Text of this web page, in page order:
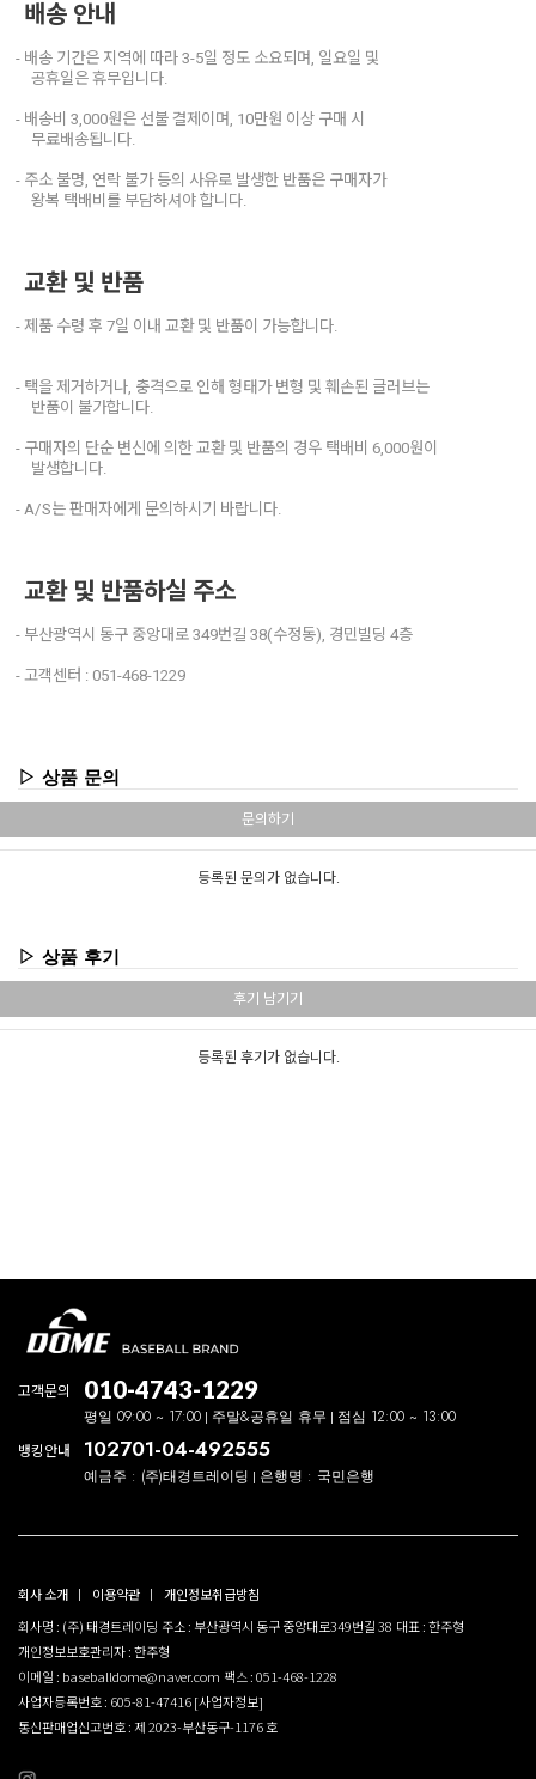
배송 안내
- 배송 기간은 지역에 따라 3-5일 정도 소요되며, 일요일 및
공휴일은 휴무입니다.
- 배송비 3,000원은 선불 결제이며, 10만원 이상 구매 시
무료배송됩니다.
- 주소 불명, 연락 불가 등의 사유로 발생한 반품은 구매자가
왕복 택배비를 부담하셔야 합니다.
교환 및 반품
- 제품 수령 후 7일 이내 교환 및 반품이 가능합니다.
- 택을 제거하거나, 충격으로 인해 형태가 변형 및 훼손된 글러브는
반품이 불가합니다.
- 구매자의 단순 변신에 의한 교환 및 반품의 경우 택배비 6,000원이
발생합니다.
- A/S는 판매자에게 문의하시기 바랍니다.
교환 및 반품하실 주소
- 부산광역시 동구 중앙대로 349번길 38(수정동), 경민빌딩 4층
- 고객센터 : 051-468-1229
▷ 상품 문의
문의하기
등록된 문의가 없습니다.
▷ 상품 후기
후기 남기기
등록된 후기가 없습니다.
고객문의 010-4743-1229
평일 09:00 ~ 17:00 주말&공휴일 휴무 점심 12:00 ~ 13:00
뱅킹안내 102701-04-492555
예금주 : (주)태경트레이딩 은행명 : 국민은행
회사 소개 이용약관
개인정보취급방침
회사명 : (주) 태경트레이딩 주소 : 부산광역시 동구 중앙대로349번길 38 대표 : 한주형
개인정보보호관리자 : 한주형
이메일 : baseballdome@naver.com 팩스 : 051-468-1228
사업자등록번호 : 605-81-47416[사업자정보]
통신판매업신고번호 : 제 2023-부산동구-1176 호